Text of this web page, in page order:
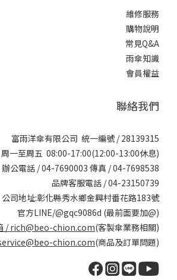
維修服務
購物說明
常見Q&A
雨傘知識
會員權益
聯絡我們
富雨洋傘有限公司 統一編號 / 28139315
一至周五 08:00-17:00(12:00-13:00休息)
辦公電話 / 04-7690003 傳真 / 04-7698538
品牌客服電話 / 04-23150739
公司地址:彰化縣秀水鄉金興村番花路183號
官方LINE/@gqc9086d (最前面要加@)
/rich@beo-chion.com(客製傘業務相關)
chion.com(商品及訂單問題)